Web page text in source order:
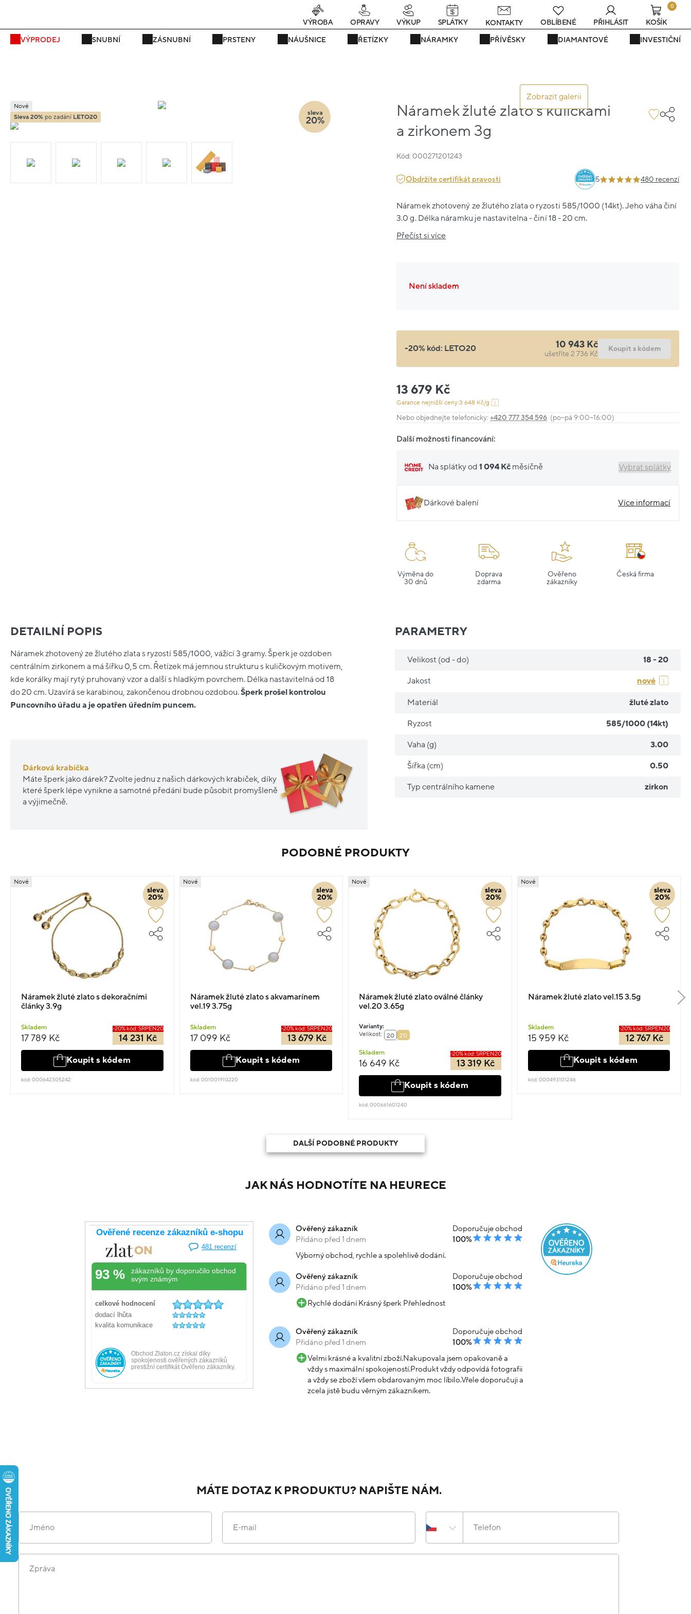
Právě teď! - 20 % na vše! Kód: SRPEN20 25 dní : 3h : 33m : 37s
VÝPRODEJ SNUBNÍ ZÁSNUBNÍ PRSTENY NÁUŠNICE ŘETÍZKY NÁRAMKY PŘÍVĚSKY DIAMANTOVÉ INVESTIČNÍ
VÝROBA OPRAVY VÝKUP SPLÁTKY KONTAKTY OBLÍBENÉ PŘIHLÁSIT
0
KOŠÍK
Zobrazit galerii
Náramek žluté zlato s kuličkami
a zirkonem 3g
Kód: 000271201243
Nové
Sleva 20% po zadání LETO20
sleva
20%
Obdržíte certifikát pravosti 5 480 recenzí
Náramek zhotovený ze žlutého zlata o ryzosti 585/1000 (14kt). Jeho váha činí
3.0 g. Délka náramku je nastavitelna - činí 18 - 20 cm.
Přečíst si více
Není skladem
-20% kód: LETO20 10 943 Kč
ušetříte 2 736 Kč
Koupit s kódem
13 679 Kč
Garance nejnižší ceny:3 648 Kč/g
Nebo objednejte telefonicky:+420 777 354 596 (po–pá 9:00–16:00)
Další možnosti financování:
Na splátky od1 094 Kč měsíčně Vybrat splátky
Dárkové balení Více informací
Výměna do
30 dnů
Doprava
zdarma
Ověřeno
zákazníky
Česká firma
DETAILNÍ POPIS
Náramek zhotovený ze žlutého zlata s ryzostí 585/1000, vážící 3 gramy. Šperk je ozdoben
centrálním zirkonem a má šířku 0,5 cm. Řetízek má jemnou strukturu s kuličkovým motivem,
kde korálky mají rytý pruhovaný vzor a další s hladkým povrchem. Délka nastavitelná od 18
do 20 cm. Uzavírá se karabinou, zakončenou drobnou ozdobou.Šperk prošel kontrolou
Puncovního úřadu a je opatřen úředním puncem.
Dárková krabička
Máte šperk jako dárek? Zvolte jednu z našich dárkových krabiček, díky
které šperk lépe vynikne a samotné předání bude působit promyšleně
a výjimečně.
PARAMETRY
Velikost (od - do) 18 - 20
Jakost nové
Materiál žluté zlato
Ryzost 585/1000 (14kt)
Vaha (g) 3.00
Šířka (cm) 0.50
Typ centrálního kamene zirkon
PODOBNÉ PRODUKTY
sleva
20%
Nové
Náramek žluté zlato s dekoračními
články 3.9g
Skladem
17 789 Kč
-20% kód: SRPEN20
14 231 Kč
Koupit s kódem
kód: 000642305242
sleva
20%
Nové
Náramek žluté zlato s akvamarínem
vel.19 3.75g
Skladem
17 099 Kč
-20% kód: SRPEN20
13 679 Kč
Koupit s kódem
kód: 001001910220
sleva
20%
Nové
Náramek žluté zlato oválné články
vel.20 3.65g
Varianty:
Velikost:
20 20
Skladem
16 649 Kč
-20% kód: SRPEN20
13 319 Kč
Koupit s kódem
kód: 000661601240
sleva
20%
Nové
Náramek žluté zlato vel.15 3.5g
Skladem
15 959 Kč
-20% kód: SRPEN20
12 767 Kč
Koupit s kódem
kód: 000493101246
DALŠÍ PODOBNÉ PRODUKTY
JAK NÁS HODNOTÍTE NA HEURECE
Ověřený zákazník
Přidáno před 1 dnem
Doporučuje obchod
100%
Výborný obchod, rychle a spolehlivě dodání.
Ověřený zákazník
Přidáno před 1 dnem
Doporučuje obchod
100%
Rychlé dodání Krásný šperk Přehlednost
Ověřený zákazník
Přidáno před 1 dnem
Doporučuje obchod
100%
Velmi krásné a kvalitní zboží.Nakupovala jsem opakovaně a
vždy s maximální spokojeností.Produkt vždy odpovídá fotografii
a vždy se zboží všem obdarovaným moc líbilo.Vřele doporučuji a
zcela jistě budu věrným zákazníkem.
MÁTE DOTAZ K PRODUKTU? NAPIŠTE NÁM.
Jméno E-mail Telefon
Zpráva